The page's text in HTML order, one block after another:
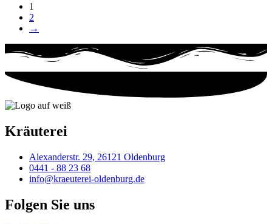
1
2
→
Kräuterei
Alexanderstr. 29, 26121 Oldenburg
0441 - 88 23 68
info@kraeuterei-oldenburg.de
Folgen Sie uns